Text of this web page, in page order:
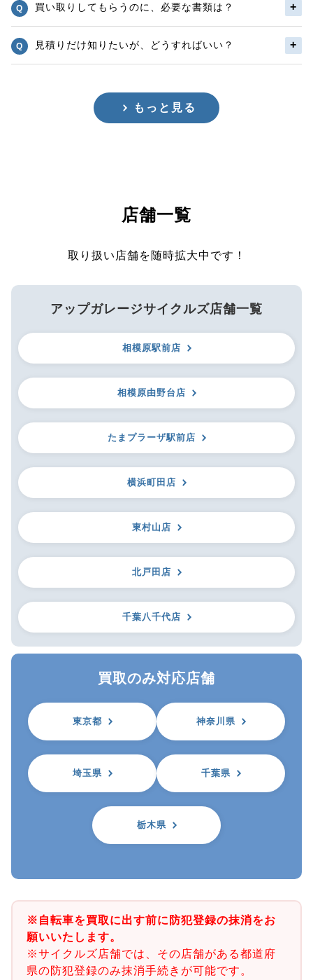
買い取りしてもらうのに、必要な書類は？
見積りだけ知りたいが、どうすればいい？
もっと見る
店舗一覧
取り扱い店舗を随時拡大中です！
アップガレージサイクルズ店舗一覧
相模原駅前店
相模原由野台店
たまプラーザ駅前店
横浜町田店
東村山店
北戸田店
千葉八千代店
買取のみ対応店舗
東京都 神奈川県
埼玉県 千葉県
栃木県
※自転車を買取に出す前に防犯登録の抹消をお
願いいたします。
※サイクルズ店舗では、その店舗がある都道府
県の防犯登録のみ抹消手続きが可能です。